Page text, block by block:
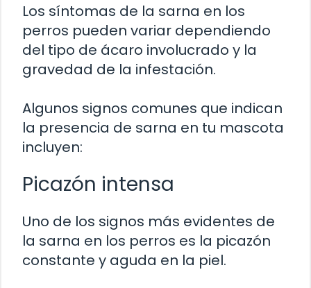
Los síntomas de la sarna en los
perros pueden variar dependiendo
del tipo de ácaro involucrado y la
gravedad de la infestación.
Algunos signos comunes que indican
la presencia de sarna en tu mascota
incluyen:
Picazón intensa
Uno de los signos más evidentes de
la sarna en los perros es la picazón
constante y aguda en la piel.